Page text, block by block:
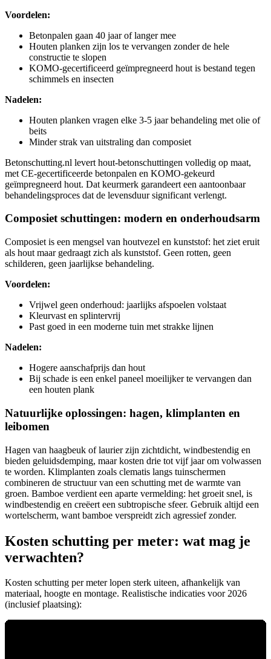
Voordelen:
Betonpalen gaan 40 jaar of langer mee
Houten planken zijn los te vervangen zonder de hele
constructie te slopen
KOMO-gecertificeerd geïmpregneerd hout is bestand tegen
schimmels en insecten
Nadelen:
Houten planken vragen elke 3-5 jaar behandeling met olie of
beits
Minder strak van uitstraling dan composiet
Betonschutting.nl levert hout-betonschuttingen volledig op maat,
met CE-gecertificeerde betonpalen en KOMO-gekeurd
geïmpregneerd hout. Dat keurmerk garandeert een aantoonbaar
behandelingsproces dat de levensduur significant verlengt.
Composiet schuttingen: modern en onderhoudsarm
Composiet is een mengsel van houtvezel en kunststof: het ziet eruit
als hout maar gedraagt zich als kunststof. Geen rotten, geen
schilderen, geen jaarlijkse behandeling.
Voordelen:
Vrijwel geen onderhoud: jaarlijks afspoelen volstaat
Kleurvast en splintervrij
Past goed in een moderne tuin met strakke lijnen
Nadelen:
Hogere aanschafprijs dan hout
Bij schade is een enkel paneel moeilijker te vervangen dan
een houten plank
Natuurlijke oplossingen: hagen, klimplanten en
leibomen
Hagen van haagbeuk of laurier zijn zichtdicht, windbestendig en
bieden geluidsdemping, maar kosten drie tot vijf jaar om volwassen
te worden. Klimplanten zoals clematis langs tuinschermen
combineren de structuur van een schutting met de warmte van
groen. Bamboe verdient een aparte vermelding: het groeit snel, is
windbestendig en creëert een subtropische sfeer. Gebruik altijd een
wortelscherm, want bamboe verspreidt zich agressief zonder.
Kosten schutting per meter: wat mag je
verwachten?
Kosten schutting per meter lopen sterk uiteen, afhankelijk van
materiaal, hoogte en montage. Realistische indicaties voor 2026
(inclusief plaatsing):